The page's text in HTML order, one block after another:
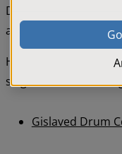
Du som är över 18 år
av plats.
Här kan du kolla på
Gislaved Drum